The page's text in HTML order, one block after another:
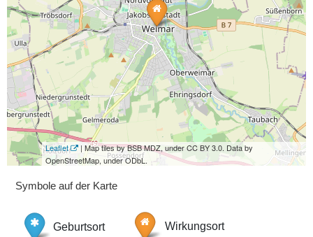
Leaflet
| Map tiles by BSB MDZ, under CC BY 3.0. Data by
OpenStreetMap, under ODbL.
Symbole auf der Karte
Geburtsort Wirkungsort